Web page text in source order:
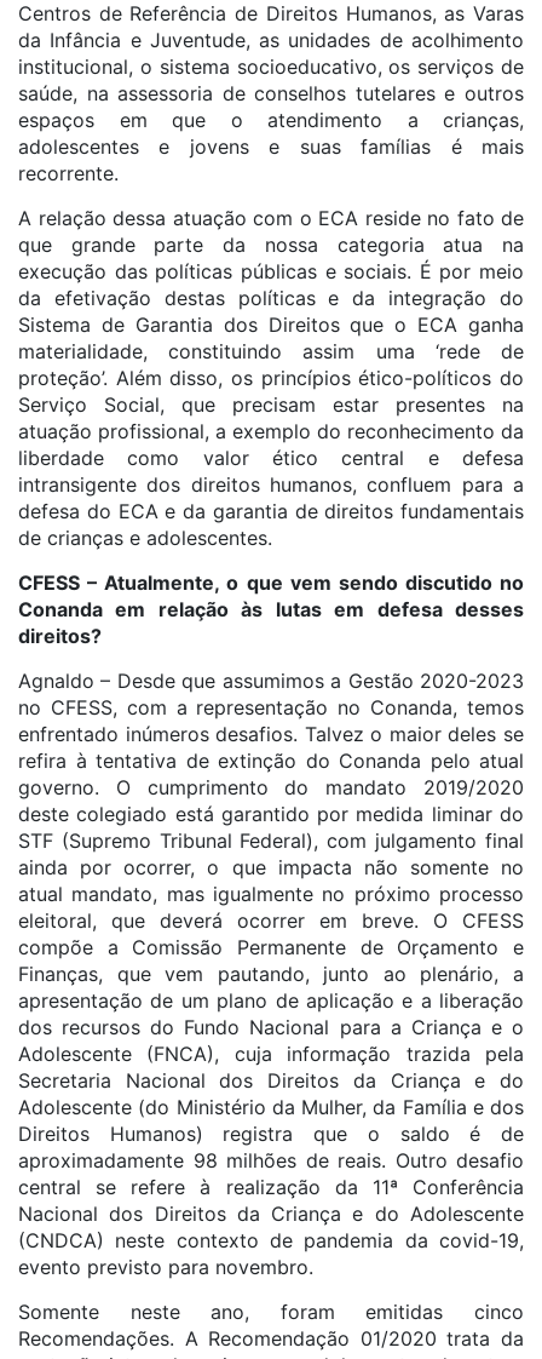
Centros de Referência de Direitos Humanos, as Varas
da Infância e Juventude, as unidades de acolhimento
institucional, o sistema socioeducativo, os serviços de
saúde, na assessoria de conselhos tutelares e outros
espaços em que o atendimento a crianças,
adolescentes e jovens e suas famílias é mais
recorrente.
A relação dessa atuação com o ECA reside no fato de
que grande parte da nossa categoria atua na
execução das políticas públicas e sociais. É por meio
da efetivação destas políticas e da integração do
Sistema de Garantia dos Direitos que o ECA ganha
materialidade, constituindo assim uma ‘rede de
proteção’. Além disso, os princípios ético-políticos do
Serviço Social, que precisam estar presentes na
atuação profissional, a exemplo do reconhecimento da
liberdade como valor ético central e defesa
intransigente dos direitos humanos, confluem para a
defesa do ECA e da garantia de direitos fundamentais
de crianças e adolescentes.
CFESS – Atualmente, o que vem sendo discutido no
Conanda em relação às lutas em defesa desses
direitos?
Agnaldo – Desde que assumimos a Gestão 2020-2023
no CFESS, com a representação no Conanda, temos
enfrentado inúmeros desafios. Talvez o maior deles se
refira à tentativa de extinção do Conanda pelo atual
governo. O cumprimento do mandato 2019/2020
deste colegiado está garantido por medida liminar do
STF (Supremo Tribunal Federal), com julgamento final
ainda por ocorrer, o que impacta não somente no
atual mandato, mas igualmente no próximo processo
eleitoral, que deverá ocorrer em breve. O CFESS
compõe a Comissão Permanente de Orçamento e
Finanças, que vem pautando, junto ao plenário, a
apresentação de um plano de aplicação e a liberação
dos recursos do Fundo Nacional para a Criança e o
Adolescente (FNCA), cuja informação trazida pela
Secretaria Nacional dos Direitos da Criança e do
Adolescente (do Ministério da Mulher, da Família e dos
Direitos Humanos) registra que o saldo é de
aproximadamente 98 milhões de reais. Outro desafio
central se refere à realização da 11ª Conferência
Nacional dos Direitos da Criança e do Adolescente
(CNDCA) neste contexto de pandemia da covid-19,
evento previsto para novembro.
Somente neste ano, foram emitidas cinco
Recomendações. A Recomendação 01/2020 trata da